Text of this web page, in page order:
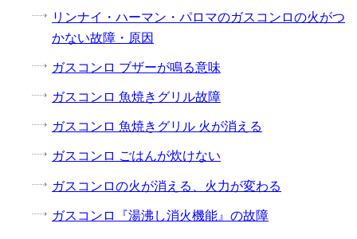
リンナイ・ハーマン・パロマのガスコンロの火がつ
かない故障・原因
ガスコンロ ブザーが鳴る意味
ガスコンロ 魚焼きグリル故障
ガスコンロ 魚焼きグリル 火が消える
ガスコンロ ごはんが炊けない
ガスコンロの火が消える、火力が変わる
ガスコンロ『湯沸し消火機能』の故障